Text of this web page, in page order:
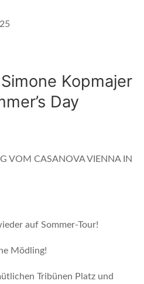
Kopmajer
Day
VOM CASANOVA VIENNA IN
auf Sommer-Tour!
Mödling!
Tribünen Platz und